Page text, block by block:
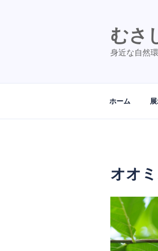
むさ
身近な自然
ホーム
オオ